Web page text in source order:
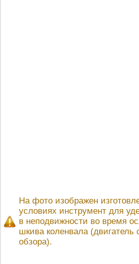
На фото изображен
условиях инструмент для
в неподвижности во время
шкива коленвала (двигатель
обзора).